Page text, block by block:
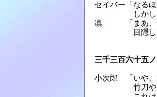
セイバー「なるほ
しかし、何が
凛　　　「まあ、
目隠ししても
三千三百六十五ノ
小次郎　「いや、
竹刀や木刀を